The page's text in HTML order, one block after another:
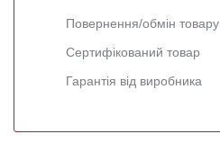
Повернення/обмін товару
Сертифікований товар
Гарантія від виробника